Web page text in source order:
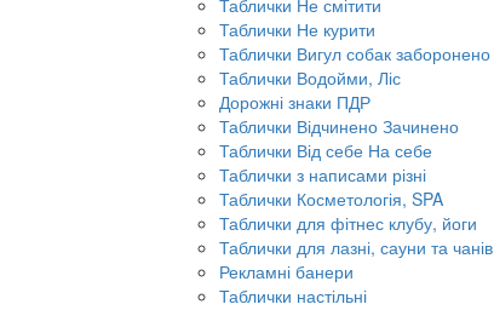
Таблички Не смітити
Таблички Не курити
Таблички Вигул собак заборонено
Таблички Водойми, Ліс
Дорожні знаки ПДР
Таблички Відчинено Зачинено
Таблички Від себе На себе
Таблички з написами різні
Таблички Косметологія, SPA
Таблички для фітнес клубу, йоги
Таблички для лазні, сауни та чанів
Рекламні банери
Таблички настільні